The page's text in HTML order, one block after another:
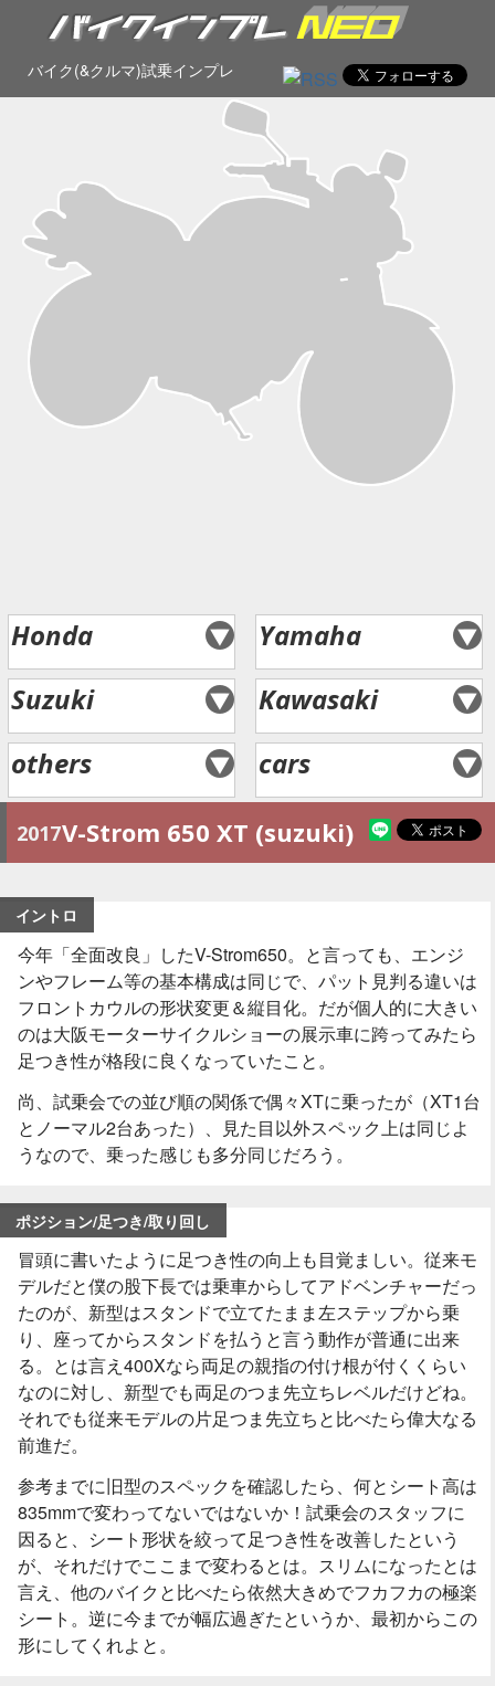
バイク(&クルマ)試乗インプレ
Honda
Yamaha
Suzuki
Kawasaki
others
cars
2017V-Strom 650 XT (suzuki)
イントロ
今年「全面改良」したV-Strom650。と言っても、エンジ
ンやフレーム等の基本構成は同じで、パット見判る違いは
フロントカウルの形状変更＆縦目化。だが個人的に大きい
のは大阪モーターサイクルショーの展示車に跨ってみたら
足つき性が格段に良くなっていたこと。
尚、試乗会での並び順の関係で偶々XTに乗ったが（XT1台
とノーマル2台あった）、見た目以外スペック上は同じよ
うなので、乗った感じも多分同じだろう。
ポジション/足つき/取り回し
冒頭に書いたように足つき性の向上も目覚ましい。従来モ
デルだと僕の股下長では乗車からしてアドベンチャーだっ
たのが、新型はスタンドで立てたまま左ステップから乗
り、座ってからスタンドを払うと言う動作が普通に出来
る。とは言え400Xなら両足の親指の付け根が付くくらい
なのに対し、新型でも両足のつま先立ちレベルだけどね。
それでも従来モデルの片足つま先立ちと比べたら偉大なる
前進だ。
参考までに旧型のスペックを確認したら、何とシート高は
835mmで変わってないではないか！試乗会のスタッフに
因ると、シート形状を絞って足つき性を改善したという
が、それだけでここまで変わるとは。スリムになったとは
言え、他のバイクと比べたら依然大きめでフカフカの極楽
シート。逆に今までが幅広過ぎたというか、最初からこの
形にしてくれよと。